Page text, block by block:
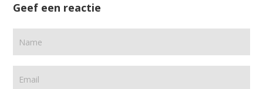
Geef een reactie